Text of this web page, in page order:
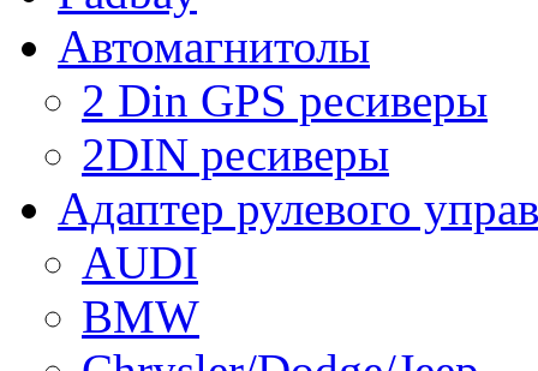
Автомагнитолы
2 Din GPS ресиверы
2DIN ресиверы
Адаптер рулевого
AUDI
BMW